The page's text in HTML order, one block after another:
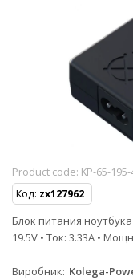
Product code: KP-65-
Код: zx127962
Блок питания
19.5V • Ток: 3.33A •
Виробник Kolega-